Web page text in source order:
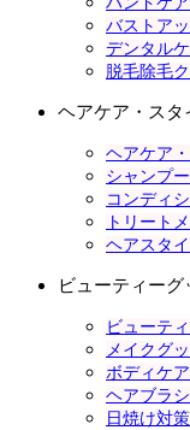
バストア
デンタル
脱毛除毛
ヘアケア・スタ
ヘアケア
シャンプー
コンディ
トリート
ヘアスタ
ビューティーグ
ビューテ
メイクグ
ボディケ
ヘアブラシ
日焼け対